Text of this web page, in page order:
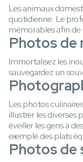
Les animaux
quotidienne. Le
mémorables afin de
Photos de
Immortalisez les
sauvegardez un
Les photos
illustrer les diverses
éveiller les gens à
exemple des plats
Photos de